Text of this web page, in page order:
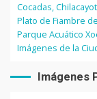
Cocadas,
Plato de Fiambre
Parque Acuático
Imágenes de la
Imágenes